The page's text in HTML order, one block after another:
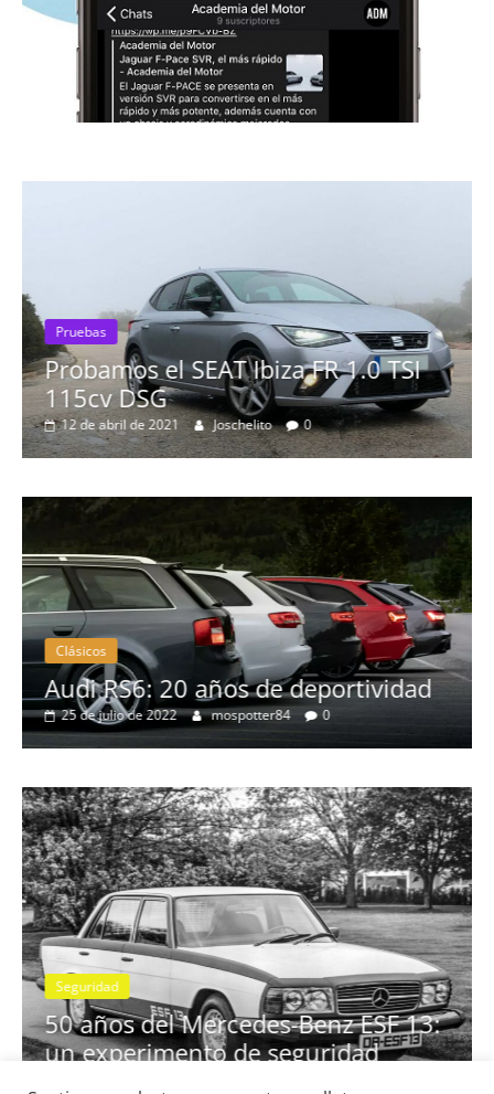
Pruebas
Probamos el SEAT Ibiza FR 1.0 TSI
115cv DSG
12 de abril de 2021 Joschelito 0
Clásicos
Audi RS6: 20 años de deportividad
25 de julio de 2022 mospotter84 0
Seguridad
50 años del Mercedes-Benz ESF 13:
un experimento de seguridad